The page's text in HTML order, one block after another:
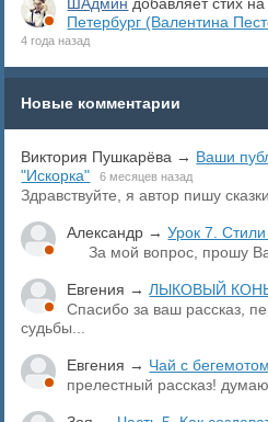
Петербург (Валентина
4 года назад
Новые комментарии
Виктория Пушкарёва → Ваши
"Искорка"
6 месяцев назад
Здравствуйте, я автор пишу
Александр →Урок 7. Стили
За мой вопрос, прошу
Евгения →ЛЫКОВЫЙ
Спасибо за ваш рассказ,
судьбы...
Евгения → Чай с бегемотом
прелестный рассказ!